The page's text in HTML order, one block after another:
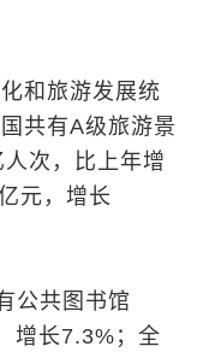
和旅游发展统
共有A级旅游景
次，比上年增
元，增长
公共图书馆
增长7.3%；全